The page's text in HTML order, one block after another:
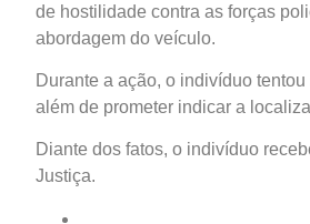
de hostilidade contra as forças
abordagem do veículo.
Durante a ação, o indivíduo
além de prometer indicar a
Diante dos fatos, o indivíduo
Justiça.